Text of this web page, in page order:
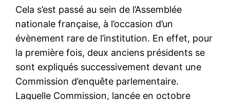
Cela s’est passé au sein de l’Assemblée
nationale française, à l’occasion d’un
évènement rare de l’institution. En effet, pour
la première fois, deux anciens présidents se
sont expliqués successivement devant une
Commission d’enquête parlementaire.
Laquelle Commission, lancée en octobre